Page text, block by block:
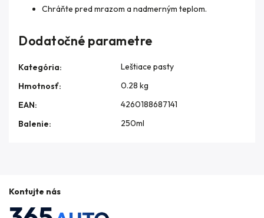
Chráňte pred mrazom a nadmerným teplom.
Dodatočné parametre
Kategória:
Leštiace pasty
Hmotnosť:
0.28 kg
EAN:
4260188687141
Balenie: 250ml
Kontujte nás